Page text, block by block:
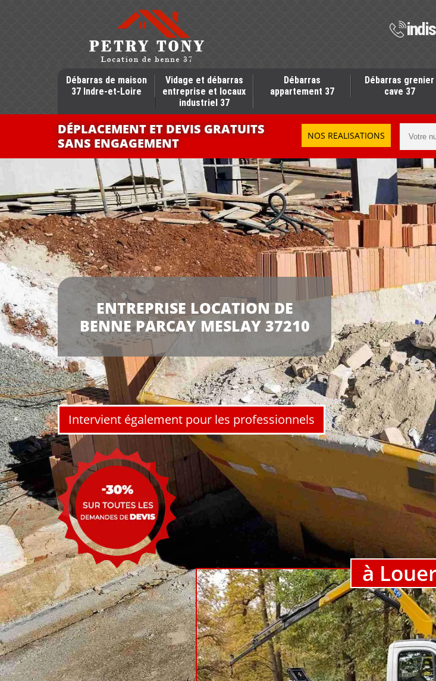
Débarras de maison
37 Indre-et-Loire
Vidage et débarras
entreprise et locaux
industriel 37
Débarras
appartement 37
Débarras grenier
cave 37
DÉPLACEMENT ET DEVIS GRATUITS
SANS ENGAGEMENT
NOS REALISATIONS
ENTREPRISE LOCATION DE
BENNE PARCAY MESLAY 37210
Intervient également pour les professionnels
à